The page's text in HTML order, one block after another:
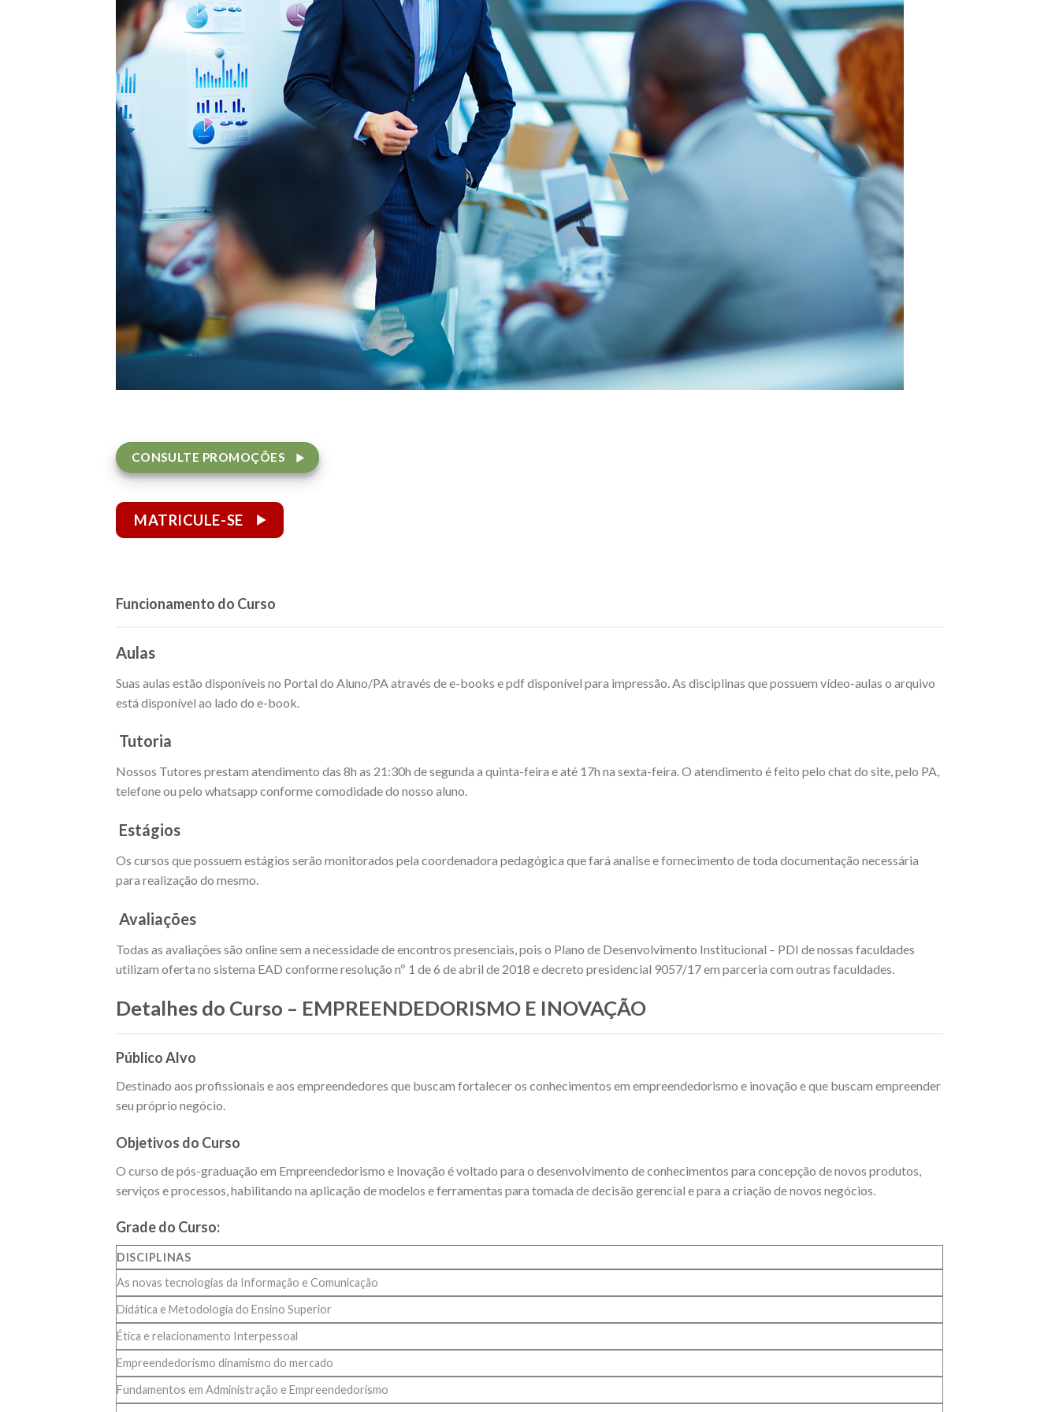
CONSULTE PROMOÇÕES
MATRICULE-SE
Funcionamento do Curso
Aulas
Suas aulas estão disponíveis no Portal do Aluno/PA através de e-books e pdf disponível para impressão. As disciplinas que possuem vídeo-aulas o arquivo
está disponível ao lado do e-book.
Tutoria
Nossos Tutores prestam atendimento das 8h as 21:30h de segunda a quinta-feira e até 17h na sexta-feira. O atendimento é feito pelo chat do site, pelo PA,
telefone ou pelo whatsapp conforme comodidade do nosso aluno.
Estágios
Os cursos que possuem estágios serão monitorados pela coordenadora pedagógica que fará analise e fornecimento de toda documentação necessária
para realização do mesmo.
Avaliações
Todas as avaliações são online sem a necessidade de encontros presenciais, pois o Plano de Desenvolvimento Institucional – PDI de nossas faculdades
utilizam oferta no sistema EAD conforme resolução nº 1 de 6 de abril de 2018 e decreto presidencial 9057/17 em parceria com outras faculdades.
Detalhes do Curso – EMPREENDEDORISMO E INOVAÇÃO
Público Alvo
Destinado aos profissionais e aos empreendedores que buscam fortalecer os conhecimentos em empreendedorismo e inovação e que buscam empreender
seu próprio negócio.
Objetivos do Curso
O curso de pós-graduação em Empreendedorismo e Inovação é voltado para o desenvolvimento de conhecimentos para concepção de novos produtos,
serviços e processos, habilitando na aplicação de modelos e ferramentas para tomada de decisão gerencial e para a criação de novos negócios.
Grade do Curso:
DISCIPLINAS
As novas tecnologias da Informação e Comunicação
Didática e Metodologia do Ensino Superior
Ética e relacionamento Interpessoal
Empreendedorismo dinamismo do mercado
Fundamentos em Administração e Empreendedorismo